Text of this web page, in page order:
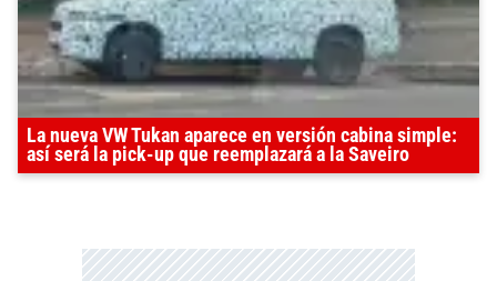
La nueva VW Tukan aparece en versión cabina simple:
así será la pick-up que reemplazará a la Saveiro